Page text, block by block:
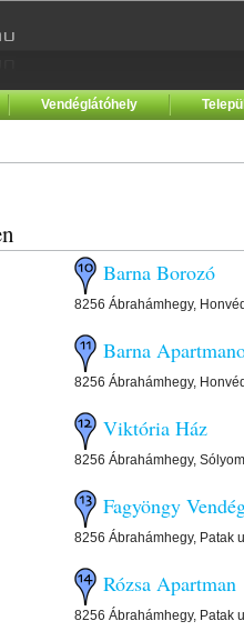
Vendéglátóhely
Barna Borozó
8256 Ábrahámhegy,
Barna
8256 Ábrahámhegy,
Viktória Ház
8256 Ábrahámhegy,
Fagyöngy
8256 Ábrahámhegy, Patak
Rózsa Apartman
8256 Ábrahámhegy, Patak